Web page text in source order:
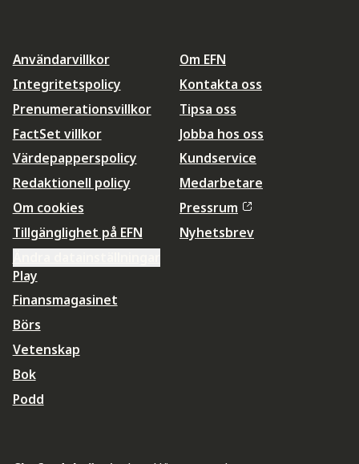
Användarvillkor
Integritetspolicy
Prenumerationsvillkor
FactSet villkor
Värdepapperspolicy
Redaktionell policy
Om cookies
Tillgänglighet på EFN
Om EFN
Kontakta oss
Tipsa oss
Jobba hos oss
Kundservice
Medarbetare
Pressrum
Nyhetsbrev
Play
Finansmagasinet
Börs
Vetenskap
Bok
Podd